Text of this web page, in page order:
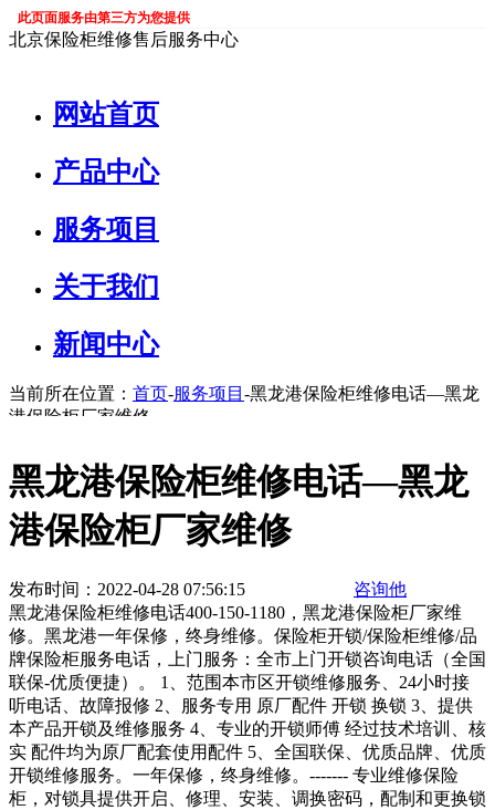
此页面服务由第三方为您提供
北京保险柜维修售后服务中心
网站首页
产品中心
服务项目
关于我们
新闻中心
当前所在位置： 首页-服务项目 -黑龙港保险柜维修电话—黑龙
港保险柜厂家维修
黑龙港保险柜维修电话—黑龙
港保险柜厂家维修
发布时间：2022-04-28 07:56:15
咨询他
黑龙港保险柜维修电话400-150-1180，黑龙港保险柜厂家维
修。黑龙港‌‌一年保修，终身维修。保险柜开锁/保险柜维修/品
牌保险柜服务电话，上门服务：全市上门开锁咨询电话（全国
联保-优质便捷）。 1、范围本市区开锁维修服务、24小时接
听电话、故障报修 2、服务专用 原厂配件 开锁 换锁 3、提供
本产品开锁及维修服务 4、专业的开锁师傅 经过技术培训、核
实 配件均为原厂配套使用配件 5、全国联保、优质品牌、优质
开锁维修服务。一年保修，终身维修。------- 专业维修保险
柜，对锁具提供开启、修理、安装、调换密码，配制和更换锁